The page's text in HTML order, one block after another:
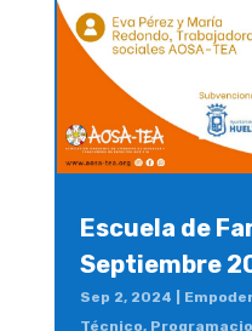
Escuela de
Septiembre
Sep 2, 2024
Técnico,